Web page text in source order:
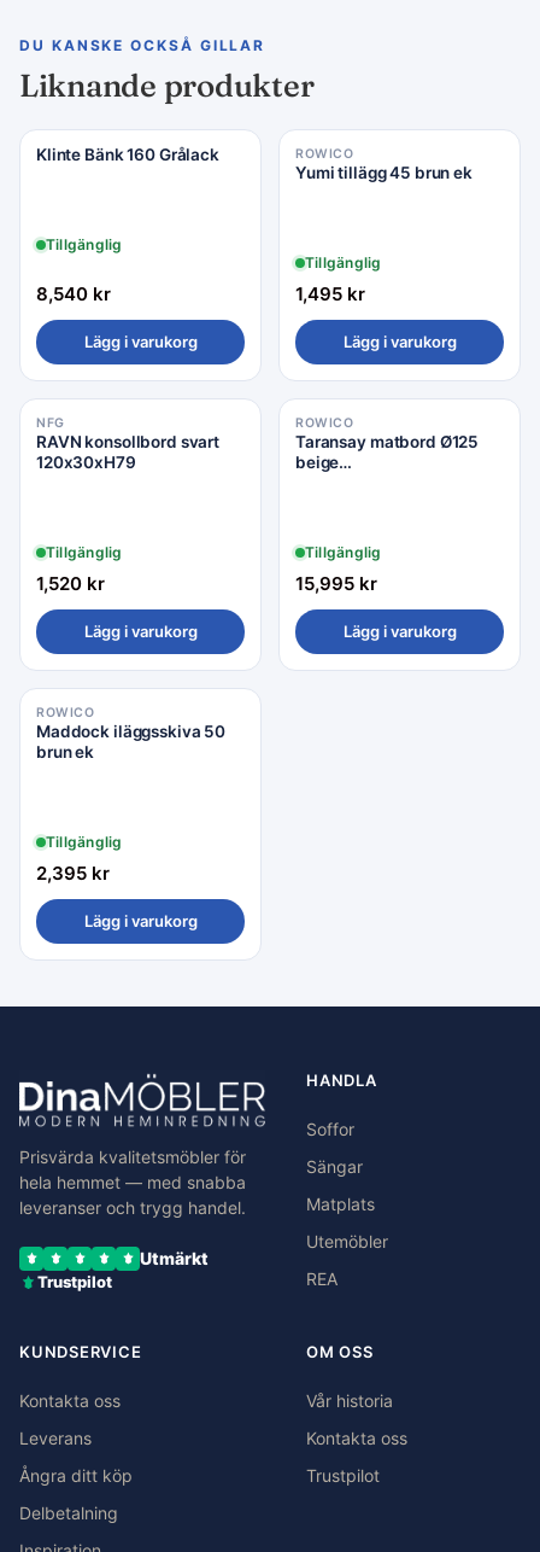
DU KANSKE OCKSÅ GILLAR
Liknande produkter
Klinte Bänk 160 Grålack
Tillgänglig
8,540 kr
Lägg i varukorg
ROWICO
Yumi tillägg 45 brun ek
Tillgänglig
1,495 kr
Lägg i varukorg
NFG
RAVN konsollbord svart
120x30xH79
Tillgänglig
1,520 kr
Lägg i varukorg
ROWICO
Taransay matbord Ø125
beige
Tillgänglig
15,995 kr
Lägg i varukorg
ROWICO
Maddock iläggsskiva 50
brun ek
Tillgänglig
2,395 kr
Lägg i varukorg
Prisvärda kvalitetsmöbler för
hela hemmet — med snabba
leveranser och trygg handel.
Utmärkt
Trustpilot
HANDLA
Soffor
Sängar
Matplats
Utemöbler
REA
KUNDSERVICE
Kontakta oss
Leverans
Ångra ditt köp
Delbetalning
OM OSS
Vår historia
Kontakta oss
Trustpilot